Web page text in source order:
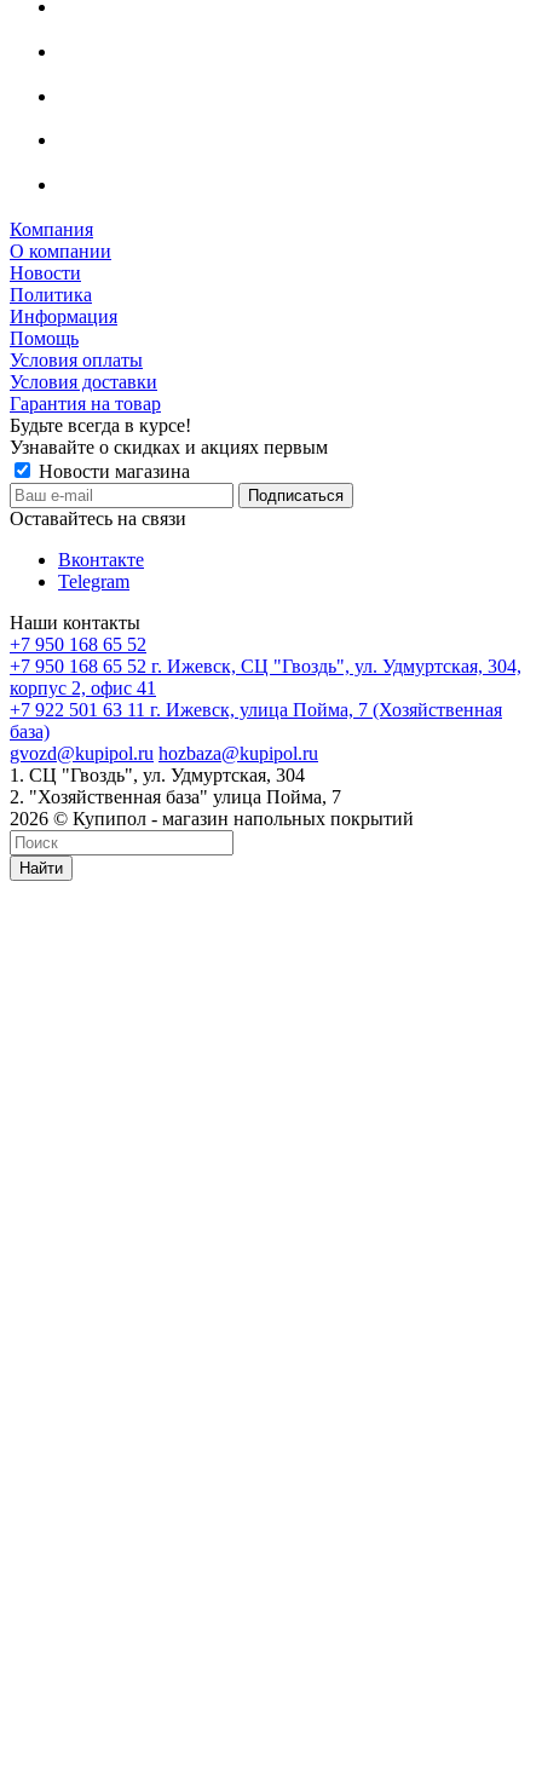
Компания
О компании
Новости
Политика
Информация
Помощь
Условия оплаты
Условия доставки
Гарантия на товар
Будьте всегда в курсе!
Узнавайте о скидках и акциях первым
Новости магазина
Оставайтесь на связи
Вконтакте
Telegram
Наши контакты
+7 950 168 65 52
+7 950 168 65 52 г. Ижевск, СЦ "Гвоздь", ул. Удмуртская, 304,
корпус 2, офис 41
+7 922 501 63 11 г. Ижевск, улица Пойма, 7 (Хозяйственная
база)
gvozd@kupipol.ru hozbaza@kupipol.ru
1. СЦ "Гвоздь", ул. Удмуртская, 304
2. "Хозяйственная база" улица Пойма, 7
2026 © Купипол - магазин напольных покрытий
Найти